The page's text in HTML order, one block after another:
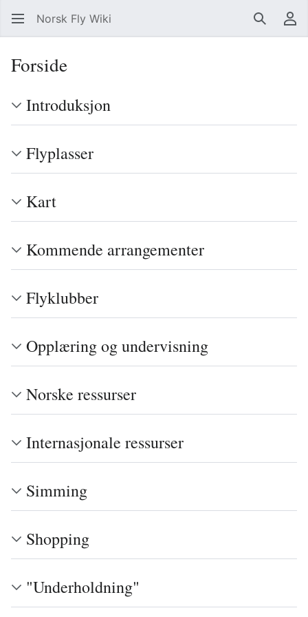
Norsk Fly Wiki Søk
Forside
Introduksjon
Flyplasser
Kart
Kommende arrangementer
Flyklubber
Opplæring og undervisning
Norske ressurser
Internasjonale ressurser
Simming
Shopping
"Underholdning"